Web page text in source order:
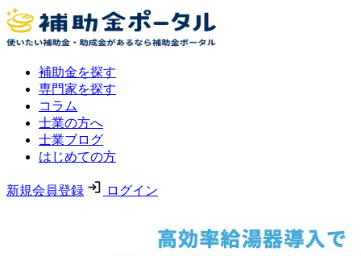
補助金を探す
専門家を探す
コラム
士業の方へ
士業ブログ
はじめての方
新規会員登録 ログイン